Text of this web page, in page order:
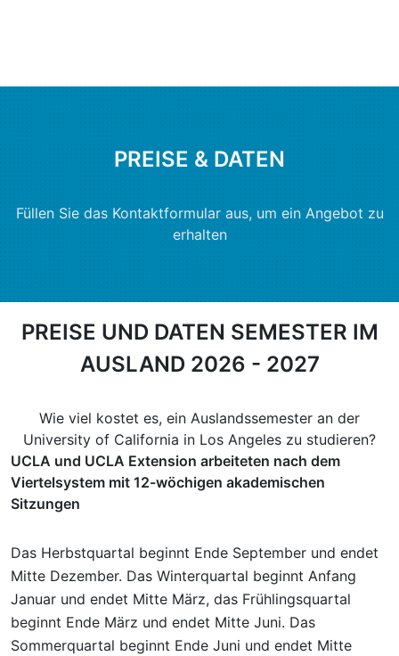
PREISE & DATEN
Füllen Sie das Kontaktformular aus, um ein Angebot zu
erhalten
PREISE UND DATEN SEMESTER IM
AUSLAND 2026 - 2027
Wie viel kostet es, ein Auslandssemester an der
University of California in Los Angeles zu studieren?
UCLA und UCLA Extension arbeiteten nach dem
Viertelsystem mit 12-wöchigen akademischen
Sitzungen
Das Herbstquartal beginnt Ende September und endet
Mitte Dezember. Das Winterquartal beginnt Anfang
Januar und endet Mitte März, das Frühlingsquartal
beginnt Ende März und endet Mitte Juni. Das
Sommerquartal beginnt Ende Juni und endet Mitte